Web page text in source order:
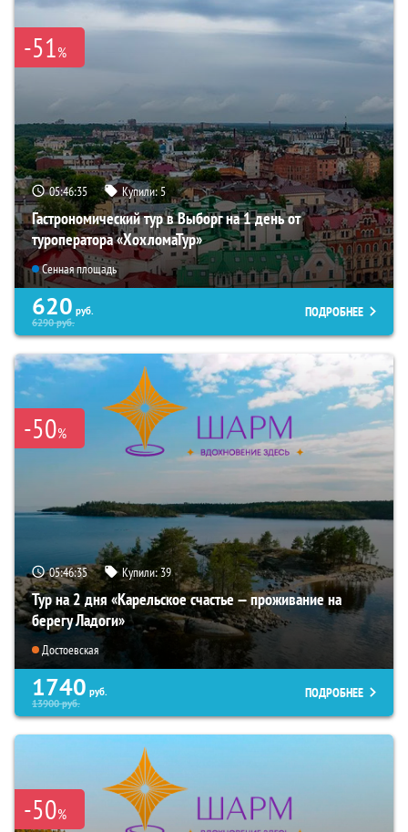
-51%
05:46:34 Купили:5
Гастрономический тур в Выборг на 1 день от
туроператора «ХохломаТур»
Сенная площадь
620 руб.
6290руб.
ПОДРОБНЕЕ
-50%
05:46:34 Купили:39
Тур на 2 дня «Карельское счастье — проживание на
берегу Ладоги»
Достоевская
1740 руб.
13900руб.
ПОДРОБНЕЕ
-50%